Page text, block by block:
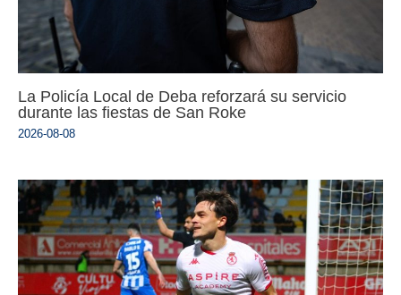
La Policía Local de Deba reforzará su servicio
durante las fiestas de San Roke
2026-08-08